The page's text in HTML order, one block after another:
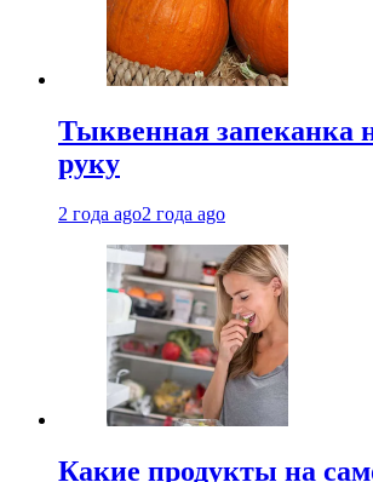
Тыквенная запеканка
руку
2 года ago2 года ago
Какие продукты на